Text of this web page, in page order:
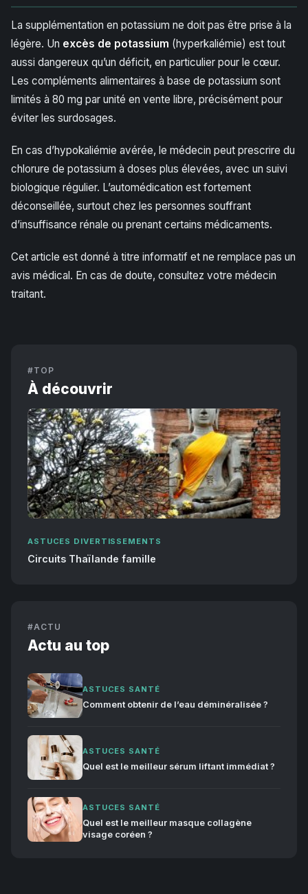
La supplémentation en potassium ne doit pas être prise à la
légère. Un excès de potassium (hyperkaliémie) est tout
aussi dangereux qu’un déficit, en particulier pour le cœur.
Les compléments alimentaires à base de potassium sont
limités à 80 mg par unité en vente libre, précisément pour
éviter les surdosages.
En cas d’hypokaliémie avérée, le médecin peut prescrire du
chlorure de potassium à doses plus élevées, avec un suivi
biologique régulier. L’automédication est fortement
déconseillée, surtout chez les personnes souffrant
d’insuffisance rénale ou prenant certains médicaments.
Cet article est donné à titre informatif et ne remplace pas un
avis médical. En cas de doute, consultez votre médecin
traitant.
#TOP
À découvrir
ASTUCES DIVERTISSEMENTS
Circuits Thaïlande famille
#ACTU
Actu au top
ASTUCES SANTÉ
Comment obtenir de l’eau déminéralisée ?
ASTUCES SANTÉ
Quel est le meilleur sérum liftant immédiat ?
ASTUCES SANTÉ
Quel est le meilleur masque collagène
visage coréen ?